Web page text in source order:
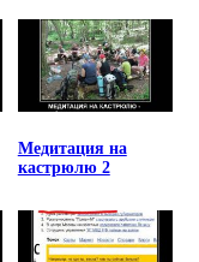
Медитация на
кастрюлю 2